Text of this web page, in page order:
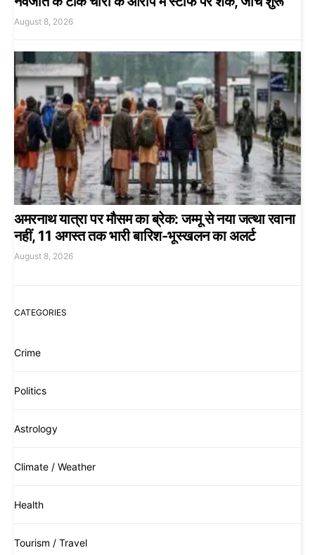
August 8, 2026
अमरनाथ यात्रा पर मौसम का ब्रेक: जम्मू से नया जत्था रवाना
नहीं, 11 अगस्त तक भारी बारिश-भूस्खलन का अलर्ट
August 8, 2026
CATEGORIES
Crime
Politics
Astrology
Climate / Weather
Health
Tourism / Travel